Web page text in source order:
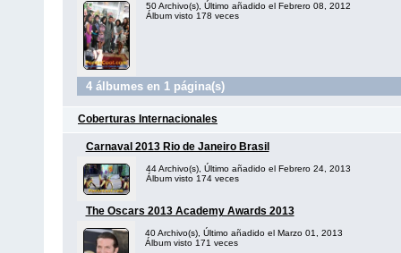
50 Archivo(s), Último añadido el Febrero 08, 2012
Álbum visto 178 veces
4 álbumes en 1 página(s)
Coberturas Internacionales
Carnaval 2013 Rio de Janeiro Brasil
44 Archivo(s), Último añadido el Febrero 24, 2013
Álbum visto 174 veces
The Oscars 2013 Academy Awards 2013
40 Archivo(s), Último añadido el Marzo 01, 2013
Álbum visto 171 veces